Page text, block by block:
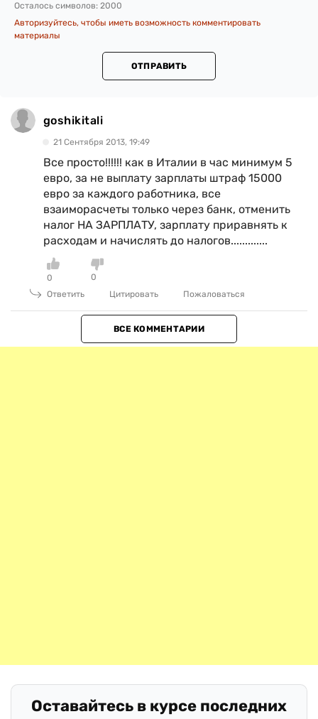
Осталось символов: 2000
Авторизуйтесь, чтобы иметь возможность комментировать
материалы
ОТПРАВИТЬ
goshikitali
21 Сентября 2013, 19:49
Все просто!!!!!! как в Италии в час минимум 5
евро, за не выплату зарплаты штраф 15000
евро за каждого работника, все
взаиморасчеты только через банк, отменить
налог НА ЗАРПЛАТУ, зарплату приравнять к
расходам и начислять до налогов.............
0
0
Ответить
Цитировать Пожаловаться
ВСЕ КОММЕНТАРИИ
Оставайтесь в курсе последних